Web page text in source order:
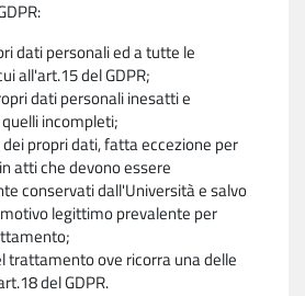
dati personali ed a tutte le
all'art.15 del GDPR;
dati personali inesatti e
incompleti;
propri dati, fatta eccezione per
atti che devono essere
conservati dall'Università e salvo
legittimo prevalente per
trattamento ove ricorra una delle
del GDPR.